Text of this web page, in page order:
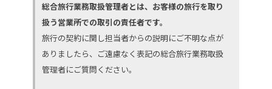
総合旅行業務取扱管理者とは、お客様の旅行を取り
扱う営業所での取引の責任者です。
旅行の契約に関し担当者からの説明にご不明な点が
ありましたら、ご遠慮なく表記の総合旅行業務取扱
管理者にご質問ください。